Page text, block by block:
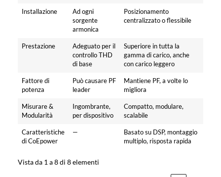
Installazione
Ad ogni
sorgente
armonica
Posizionamento
centralizzato o flessibile
Prestazione
Adeguato per il
controllo THD
di base
Superiore in tutta la
gamma di carico, anche
con carico leggero
Fattore di
potenza
Può causare PF
leader
Mantiene PF, a volte lo
migliora
Misurare &
Modularità
Ingombrante,
per dispositivo
Compatto, modulare,
scalabile
Caratteristiche
di CoEpower
—
Basato su DSP, montaggio
multiplo, risposta rapida
Vista da 1 a 8 di 8 elementi